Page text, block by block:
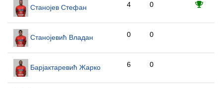
Станојев Стефан 4 0
Станојевић Владан 0 0
Барјактаревић Жарко 6 0